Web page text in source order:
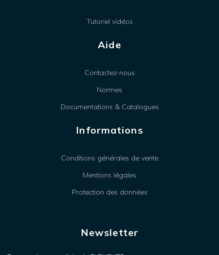
Tutoriel vidéos
Aide
Contactez-nous
Normes
Documentations & Catalogues
Informations
Conditions générales de vente
Mentions légales
Protection des données
Newsletter